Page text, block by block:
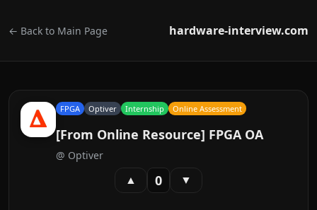
← Back to Main Page hardware-interview.com
FPGA Optiver Internship Online Assessment
[From Online Resource] FPGA OA
@ Optiver
▲ 0 ▼